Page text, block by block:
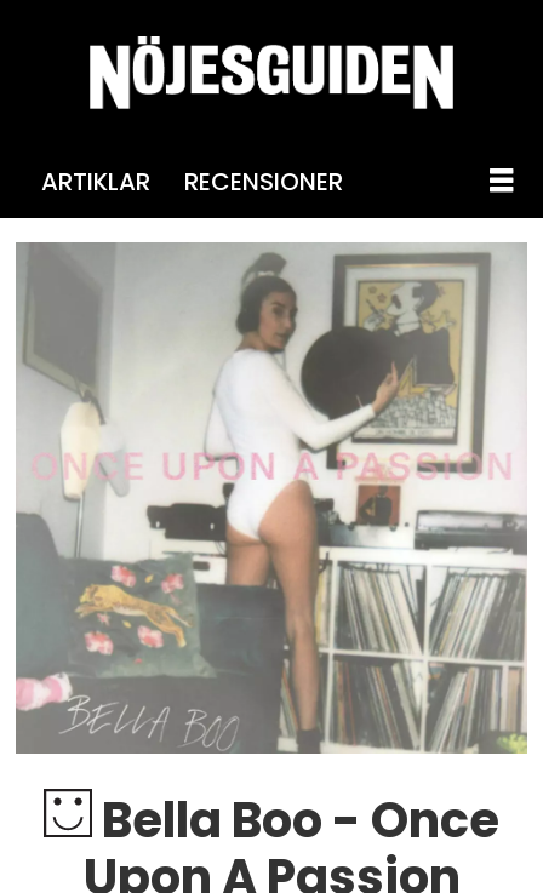
ARTIKLAR RECENSIONER
Bella Boo - Once
Upon A Passion